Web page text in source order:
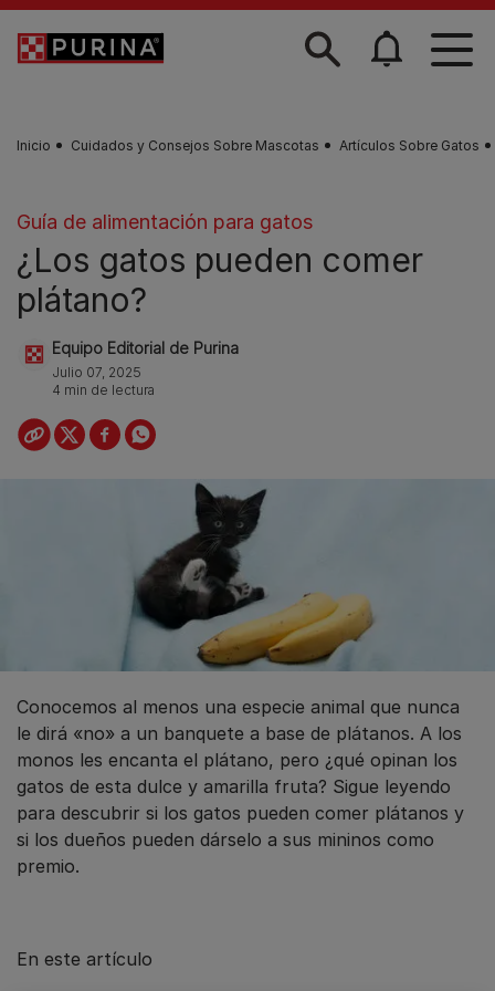
Skip to main content
Inicio Cuidados y Consejos Sobre Mascotas Artículos Sobre Gatos
Guía de alimentación para gatos
¿Los gatos pueden comer
plátano?
Equipo Editorial de Purina
Julio 07, 2025
4 min de lectura
Conocemos al menos una especie animal que nunca
le dirá «no» a un banquete a base de plátanos. A los
monos les encanta el plátano, pero ¿qué opinan los
gatos de esta dulce y amarilla fruta? Sigue leyendo
para descubrir si los gatos pueden comer plátanos y
si los dueños pueden dárselo a sus mininos como
premio.
En este artículo